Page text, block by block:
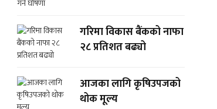
गरिमा विकास बैंकको नाफा
२८ प्रतिशत बढ्यो
आजका लागि कृषिउपजको
थोक मूल्य